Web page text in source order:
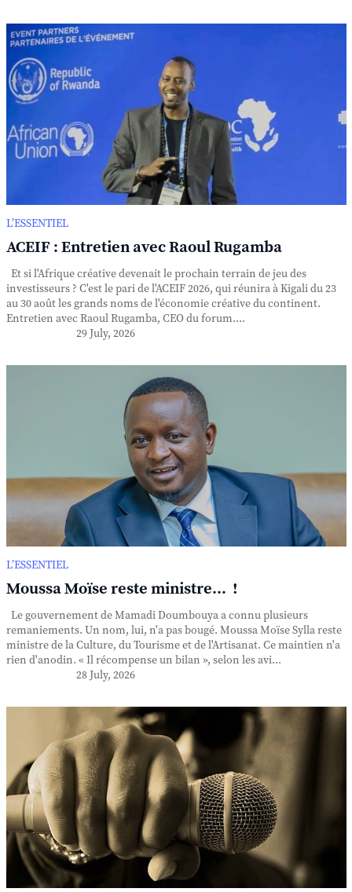
L’ESSENTIEL
ACEIF : Entretien avec Raoul Rugamba
Et si l'Afrique créative devenait le prochain terrain de jeu des
investisseurs ? C'est le pari de l'ACEIF 2026, qui réunira à Kigali du 23
au 30 août les grands noms de l'économie créative du continent.
Entretien avec Raoul Rugamba, CEO du forum....
29 July, 2026
L’ESSENTIEL
Moussa Moïse reste ministre... !
Le gouvernement de Mamadi Doumbouya a connu plusieurs
remaniements. Un nom, lui, n'a pas bougé. Moussa Moïse Sylla reste
ministre de la Culture, du Tourisme et de l'Artisanat. Ce maintien n'a
rien d'anodin. « Il récompense un bilan », selon les avi...
28 July, 2026